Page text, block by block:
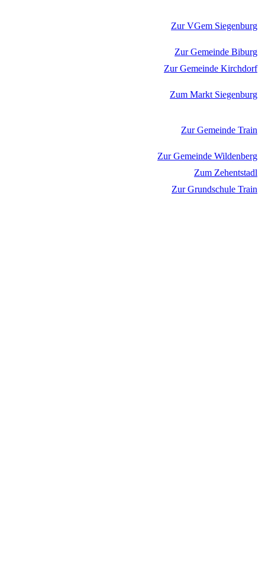
Zur VGem Siegenburg
Zur Gemeinde Biburg
Zur Gemeinde Kirchdorf
Zum Markt Siegenburg
Zur Gemeinde Train
Zur Gemeinde Wildenberg
Zum Zehentstadl
Zur Grundschule Train